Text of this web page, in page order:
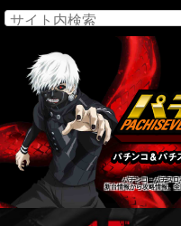
パチンコ・パチスロ
新台情報から攻略情報、